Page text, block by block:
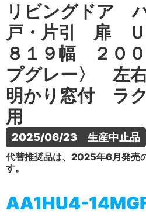
リビングドア
戸・片引 扉
８１９幅 ２０
プグレー〉 左
明かり窓付 ラ
用
2025/06/23　生産中止品
代替推奨品は、2025年6月発売
す。
AA1HU4-